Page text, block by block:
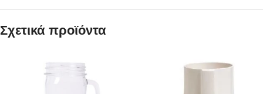
Σχετικά προϊόντα